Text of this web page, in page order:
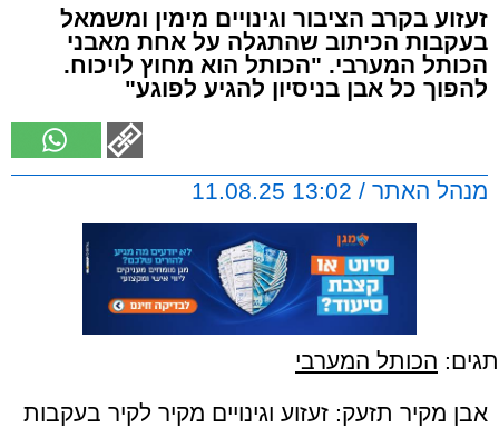
זעזוע בקרב הציבור וגינויים מימין ומשמאל
בעקבות הכיתוב שהתגלה על אחת מאבני
הכותל המערבי. "הכותל הוא מחוץ לויכוח.
להפוך כל אבן בניסיון להגיע לפוגע"
מנהל האתר / 13:02 11.08.25
תגים: הכותל המערבי
אבן מקיר תזעק: זעזוע וגינויים מקיר לקיר בעקבות